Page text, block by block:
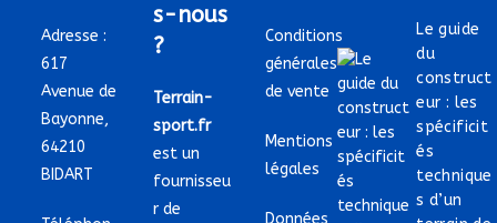
Adresse :
617
Avenue de
Bayonne,
64210
BIDART
s-nous
?
Terrain-
sport.fr
est un
fournisseu
r de
Conditions
générales
de vente
Mentions
légales
Données
Le guide
du
construct
eur : les
spécificit
és
technique
s d’un